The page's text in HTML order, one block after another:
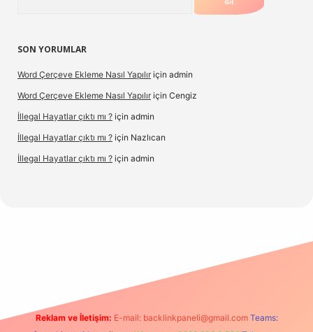
SON YORUMLAR
Word Çerçeve Ekleme Nasıl Yapılır için admin
Word Çerçeve Ekleme Nasıl Yapılır için Cengiz
İllegal Hayatlar çıktı mı ? için admin
İllegal Hayatlar çıktı mı ? için Nazlıcan
İllegal Hayatlar çıktı mı ? için admin
Reklam ve İletişim: E-mail: backlinkpaneli@gmail.com Teams: